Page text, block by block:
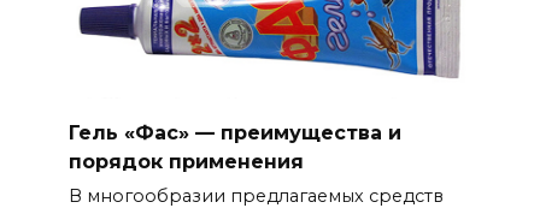
Гель «Фас» — преимущества и
порядок применения
В многообразии предлагаемых средств